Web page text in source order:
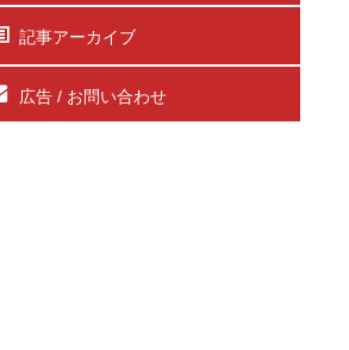
記事アーカイブ
広告 / お問い合わせ